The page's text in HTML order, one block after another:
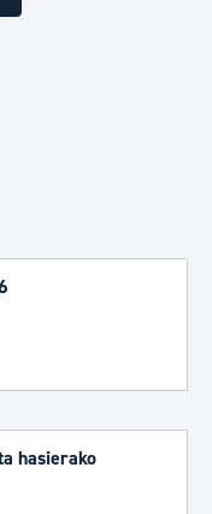
hasierako